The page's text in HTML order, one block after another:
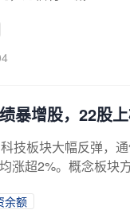
暴增股，22股
技板块大幅反弹，
涨超2%。概念板块
余额